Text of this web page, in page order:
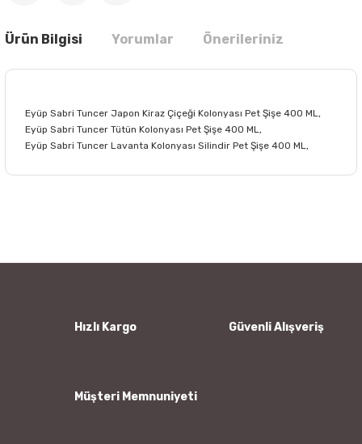
Ürün Bilgisi Yorumlar Önerileriniz
Eyüp Sabri Tuncer Japon Kiraz Çiçeği Kolonyası Pet Şişe 400 ML,
Eyüp Sabri Tuncer Tütün Kolonyası Pet Şişe 400 ML,
Eyüp Sabri Tuncer Lavanta Kolonyası Silindir Pet Şişe 400 ML,
Ürün bilgilerinde hatalar bulunuyor.
Hızlı Kargo Güvenli Alışveriş
Müşteri Memnuniyeti